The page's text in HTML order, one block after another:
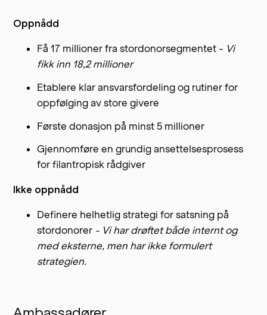
Oppnådd
Få 17 millioner fra stordonorsegmentet - Vi
fikk inn 18,2 millioner
Etablere klar ansvarsfordeling og rutiner for
oppfølging av store givere
Første donasjon på minst 5 millioner
Gjennomføre en grundig ansettelsesprosess
for filantropisk rådgiver
Ikke oppnådd
Definere helhetlig strategi for satsning på
stordonorer - Vi har drøftet både internt og
med eksterne, men har ikke formulert
strategien.